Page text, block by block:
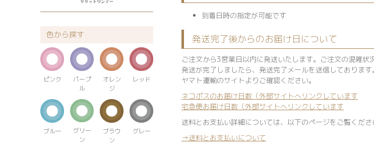
色から探す
ピンク
パープ
ル
オレン
ジ
レッド
ブルー
グリー
ン
ブラウ
ン
グレー
到着日時の指定が可能です
発送完了後からのお届け日について
ご注文から3営業日以内に発送いたします。ご注文の混雑状
発送が完了しましたら、発送完了メールを送信しておりま
ヤマト運輸のサイトよりご確認ください。
ネコポスのお届け日数（外部サイトへリンクしています
宅急便お届け日数（外部サイトへリンクしています
送料とお支払い詳細については、以下のページをご覧くださ
→送料とお支払いについて